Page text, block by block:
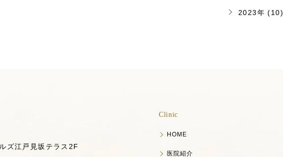
2023年 (10)
ズ江戸見坂テラス2F
Clinic
HOME
医院紹介